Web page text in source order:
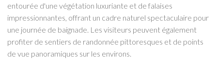
entourée d'une végétation luxuriante et de falaises
impressionnantes, offrant un cadre naturel spectaculaire pour
une journée de baignade. Les visiteurs peuvent également
profiter de sentiers de randonnée pittoresques et de points
de vue panoramiques sur les environs.